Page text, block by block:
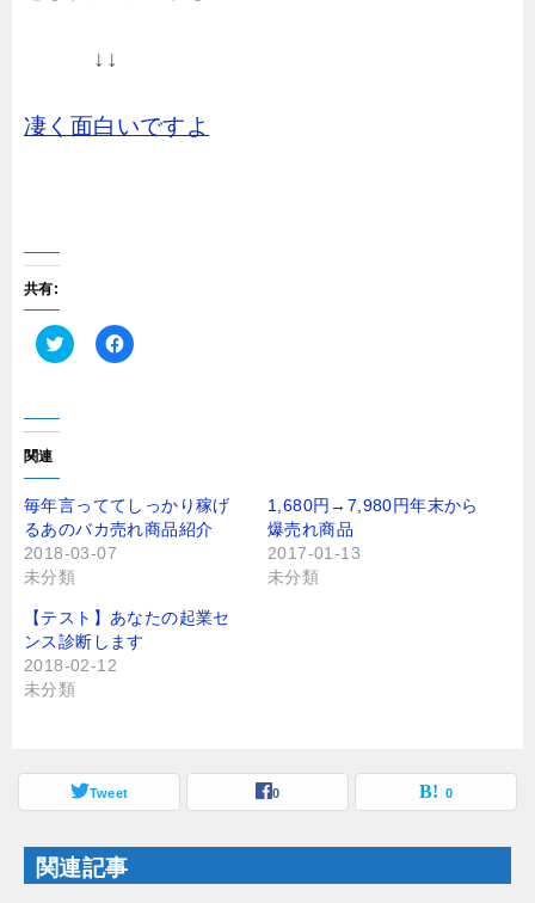
↓↓
凄く面白いですよ
共有:
ク
し
T
t
t
e
r
で
共
(
新
し
い
ウ
ィ
ン
す
F
共
有
す
る
に
リ
ッ
ク
し
て
い
ウ
ン
ド
ウ
で
関連
毎年言っててしっかり稼げ
るあのバカ売れ商品紹介
2018-03-07
未分類
1,680円→7,980円年末から
爆売れ商品
2017-01-13
未分類
【テスト】あなたの起業セ
ンス診断します
2018-02-12
未分類
Tweet 0 0
関連記事